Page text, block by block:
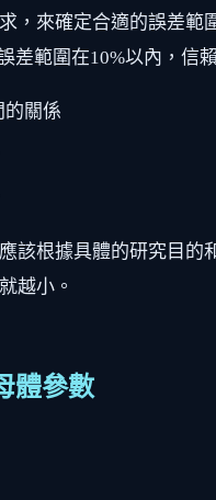
，來確定合適的誤差
差範圍在10%以內，信
的關係
該根據具體的研究目
越小。
體參數